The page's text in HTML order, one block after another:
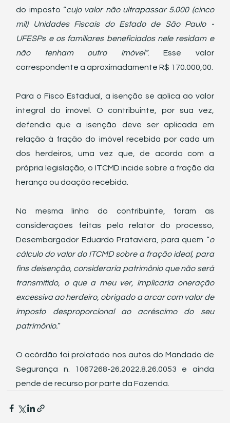
do imposto “cujo valor não ultrapassar 5.000 (cinco
mil) Unidades Fiscais do Estado de São Paulo -
UFESPs e os familiares beneficiados nele residam e
não tenham outro imóvel”. Esse valor
correspondente a aproximadamente R$ 170.000,00.
Para o Fisco Estadual, a isenção se aplica ao valor
integral do imóvel. O contribuinte, por sua vez,
defendia que a isenção deve ser aplicada em
relação à fração do imóvel recebida por cada um
dos herdeiros, uma vez que, de acordo com a
própria legislação, o ITCMD incide sobre a fração da
herança ou doação recebida.
Na mesma linha do contribuinte, foram as
considerações feitas pelo relator do processo,
Desembargador Eduardo Prataviera, para quem “o
cálculo do valor do ITCMD sobre a fração ideal, para
fins deisenção, consideraria patrimônio que não será
transmitido, o que a meu ver, implicaria oneração
excessiva ao herdeiro, obrigado a arcar com valor de
imposto desproporcional ao acréscimo do seu
patrimônio.”
O acórdão foi prolatado nos autos do Mandado de
Segurança n. 1067268-26.2022.8.26.0053 e ainda
pende de recurso por parte da Fazenda.